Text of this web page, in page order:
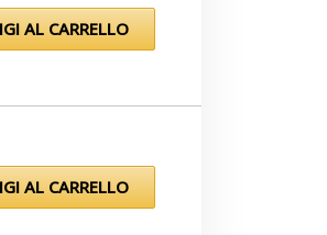
slip”Buona
riducendo i costi
le macchiature e
AL CARRELLO
AL CARRELLO